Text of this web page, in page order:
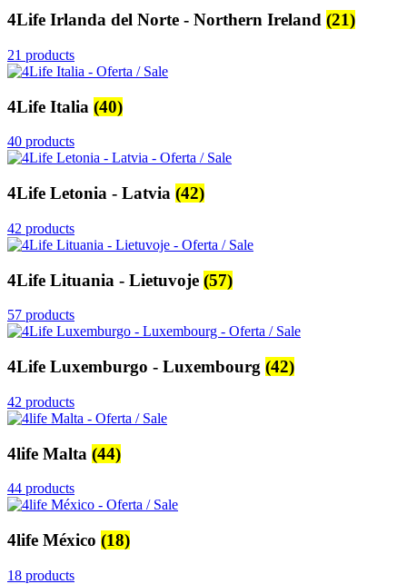
4Life Irlanda del Norte - Northern Ireland (21)
21 products
4Life Italia (40)
40 products
4Life Letonia - Latvia (42)
42 products
4Life Lituania - Lietuvoje (57)
57 products
4Life Luxemburgo - Luxembourg (42)
42 products
4life Malta (44)
44 products
4life México (18)
18 products